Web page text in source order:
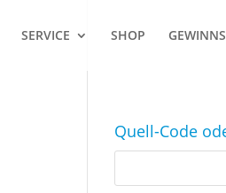
SERVICE SHOP
Quell-Code